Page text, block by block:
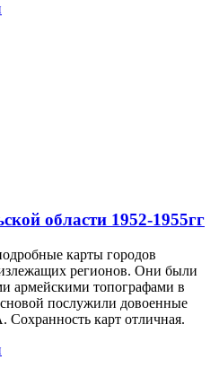
области 1952-1955гг
карты городов
регионов. Они были
армейскими топографами в
послужили довоенные
карт отличная.